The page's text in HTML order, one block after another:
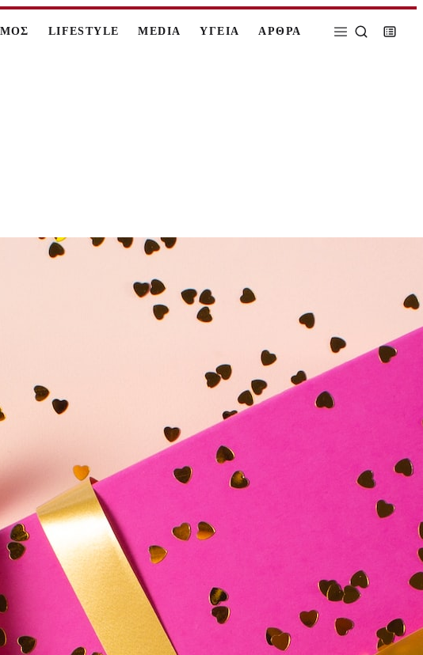
LIFESTYLE MEDIA ΥΓΕΙΑ ΑΡΘΡΑ